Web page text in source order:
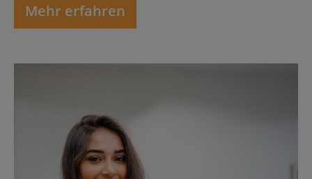
Mehr erfahren